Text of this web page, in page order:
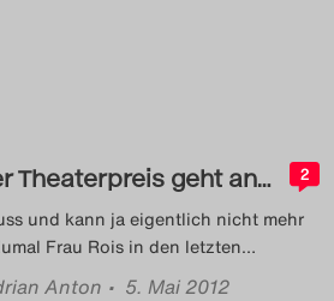
Theaterpreis geht an… 2
und kann ja eigentlich nicht mehr
Frau Rois in den letzten…
Anton • 5. Mai 2012